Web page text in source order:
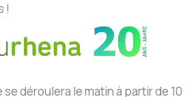
!
déroulera le matin à partir de 10